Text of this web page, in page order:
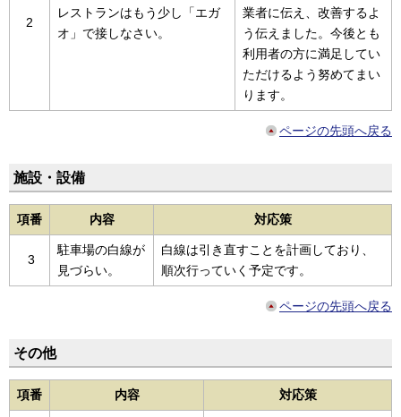
2
レストランはもう少し「エガ
オ」で接しなさい。
業者に伝え、改善するよ
う伝えました。今後とも
利用者の方に満足してい
ただけるよう努めてまい
ります。
ページの先頭へ戻る
施設・設備
項番 内容 対応策
3
駐車場の白線が
見づらい。
白線は引き直すことを計画しており、
順次行っていく予定です。
ページの先頭へ戻る
その他
項番 内容 対応策